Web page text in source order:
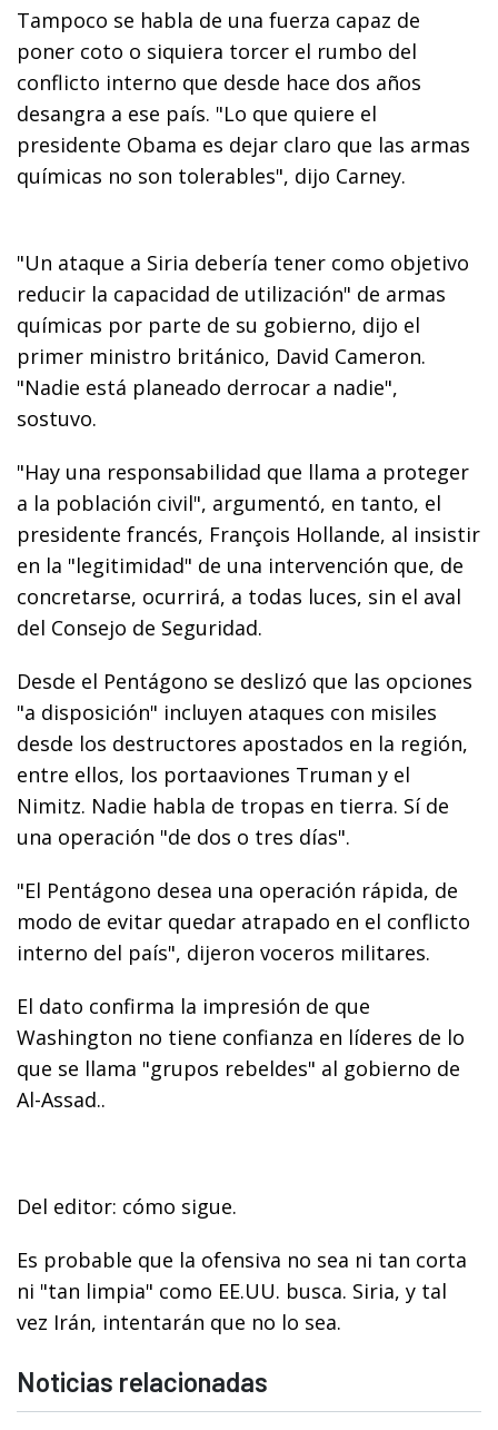
Tampoco se habla de una fuerza capaz de
poner coto o siquiera torcer el rumbo del
conflicto interno que desde hace dos años
desangra a ese país. "Lo que quiere el
presidente Obama es dejar claro que las armas
químicas no son tolerables", dijo Carney.
"Un ataque a Siria debería tener como objetivo
reducir la capacidad de utilización" de armas
químicas por parte de su gobierno, dijo el
primer ministro británico, David Cameron.
"Nadie está planeado derrocar a nadie",
sostuvo.
"Hay una responsabilidad que llama a proteger
a la población civil", argumentó, en tanto, el
presidente francés, François Hollande, al insistir
en la "legitimidad" de una intervención que, de
concretarse, ocurrirá, a todas luces, sin el aval
del Consejo de Seguridad.
Desde el Pentágono se deslizó que las opciones
"a disposición" incluyen ataques con misiles
desde los destructores apostados en la región,
entre ellos, los portaaviones Truman y el
Nimitz. Nadie habla de tropas en tierra. Sí de
una operación "de dos o tres días".
"El Pentágono desea una operación rápida, de
modo de evitar quedar atrapado en el conflicto
interno del país", dijeron voceros militares.
El dato confirma la impresión de que
Washington no tiene confianza en líderes de lo
que se llama "grupos rebeldes" al gobierno de
Al-Assad..
Del editor: cómo sigue.
Es probable que la ofensiva no sea ni tan corta
ni "tan limpia" como EE.UU. busca. Siria, y tal
vez Irán, intentarán que no lo sea.
Noticias relacionadas